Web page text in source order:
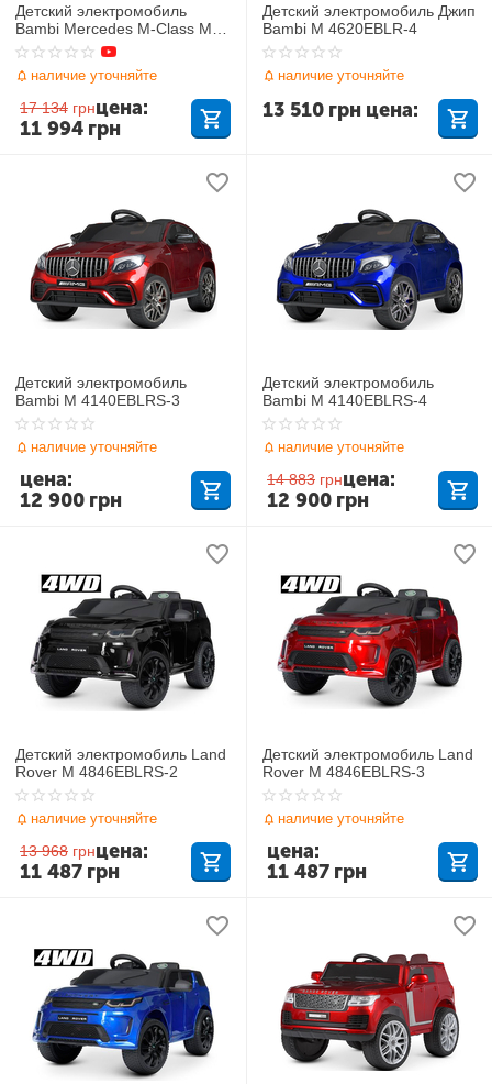
Детский электромобиль
Bambi Mercedes M-Class M
4781EBLR-3
наличие уточняйте
17 134 грн
11 994 грн
цена:
Детский электромобиль Джип
Bambi M 4620EBLR-4
наличие уточняйте
13 510 грн цена:
Детский электромобиль
Bambi M 4140EBLRS-3
наличие уточняйте
12 900 грн
цена:
Детский электромобиль
Bambi M 4140EBLRS-4
наличие уточняйте
14 883 грн
12 900 грн
цена:
Детский электромобиль Land
Rover M 4846EBLRS-2
наличие уточняйте
13 968 грн
11 487 грн
цена:
Детский электромобиль Land
Rover M 4846EBLRS-3
наличие уточняйте
11 487 грн
цена: